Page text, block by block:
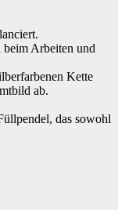
Arbeiten und
Kette
ab.
das sowohl